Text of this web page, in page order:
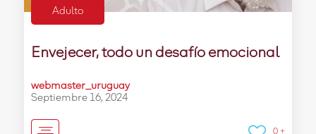
Adulto
Envejecer, todo un desafío emocional
webmaster_uruguay
Septiembre 16, 2024
0 +